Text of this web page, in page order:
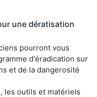
une dératisation
pourront vous
d'éradication sur
et de la dangerosité
les outils et matériels